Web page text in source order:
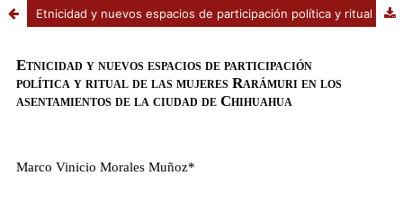
Etnicidad y nuevos espacios de participación política y ritual de las mujeres Rarámuri en los asentamientos de la ciudad de Chihuahua